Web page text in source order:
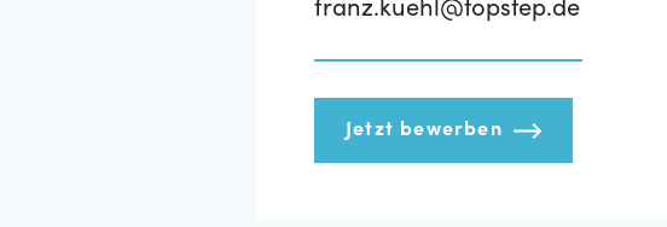
franz.kuehl@topstep.de
Jetzt bewerben